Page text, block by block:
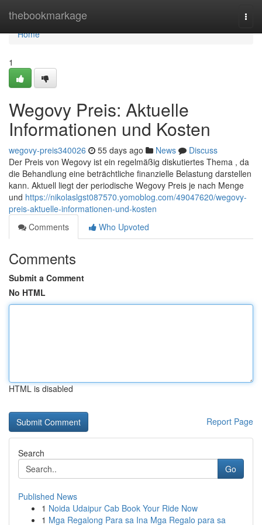
thebookmarkage
Home
Home
1
Wegovy Preis: Aktuelle
Informationen und Kosten
wegovy-preis340026 55 days ago News
Discuss
Der Preis von Wegovy ist ein regelmäßig diskutiertes Thema , da
die Behandlung eine beträchtliche finanzielle Belastung darstellen
kann. Aktuell liegt der periodische Wegovy Preis je nach Menge
und https://nikolaslgst087570.yomoblog.com/49047620/wegovy-
preis-aktuelle-informationen-und-kosten
Comments
Who Upvoted
Comments
Submit a Comment
No HTML
HTML is disabled
Report Page
Search
Go
Published News
1 Noida Udaipur Cab Book Your Ride Now
1 Mga Regalong Para sa Ina Mga Regalo para sa